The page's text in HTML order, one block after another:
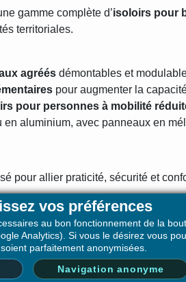
gamme complète d’isoloirs pour
territoriales.
agréés démontables et
pour augmenter la
pour personnes à mobilité
en aluminium, avec panneaux en
pour allier praticité, sécurité et
n'oubliez pas de consulter nos
vos préférences
au bon fonctionnement de la
Analytics). Si vous le désirez vous
parfaitement anonymisées.
Navigation anonyme